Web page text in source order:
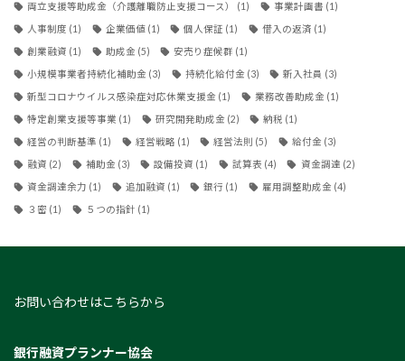
両立支援等助成金（介護離職防止支援コース） (1) 事業計画書 (1)
人事制度 (1) 企業価値(1) 個人保証 (1) 借入の返済 (1)
創業融資 (1) 助成金 (5) 安売り症候群 (1)
小規模事業者持続化補助金 (3) 持続化給付金 (3) 新入社員 (3)
新型コロナウイルス感染症対応休業支援金 (1) 業務改善助成金 (1)
特定創業支援等事業 (1) 研究開発助成金 (2) 納税 (1)
経営の判断基準 (1) 経営戦略 (1) 経営法則 (5) 給付金 (3)
融資 (2) 補助金 (3) 設備投資 (1) 試算表 (4) 資金調達 (2)
資金調達余力 (1) 追加融資 (1) 銀行 (1) 雇用調整助成金 (4)
３密 (1) ５つの指針 (1)
お問い合わせはこちらから
銀行融資プランナー協会